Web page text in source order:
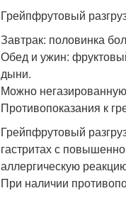
Грейпфрутовый
Завтрак: половинка
Обед и ужин:
дыни.
Можно
Противопоказания к
Грейпфрутовый
гастритах с
аллергическую
При наличии